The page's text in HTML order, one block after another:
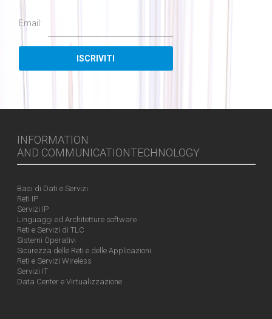
Email:
INFORMATION
AND COMMUNICATIONTECHNOLOGY
Basi di Dati e Servizi
Reti IP
Servizi IP
Linguaggi ed Architetture software
Reti e Servizi di TLC
Sistemi Operativi
Sicurezza delle Reti e delle Applicazioni
Reti e Servizi Wireless
Servizi IT
Data Center e Virtualizzazione